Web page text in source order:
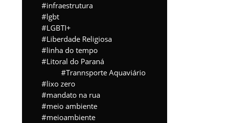
infraestrutura
lgbt
LGBTI+
Liberdade Religiosa
linha do tempo
Litoral do Paraná
Trannsporte Aquaviário
lixo zero
mandato na rua
meio ambiente
meioambiente